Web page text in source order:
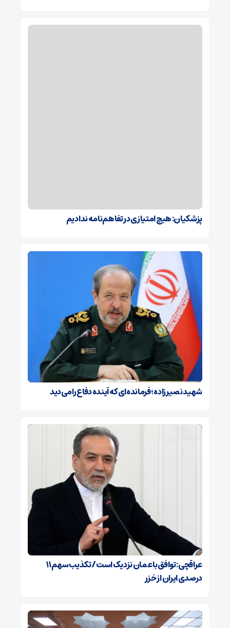
پزشکیان: هیچ امتیازی در تفاهم‌نامه ندادیم
شهید نصیرزاده؛ فرمانده‌ای که آینده دفاع را می‌دید
عراقچی: توافق با عمان نزدیک است/ تکذیب سهم ۱۱
درصدی ایران از خزر